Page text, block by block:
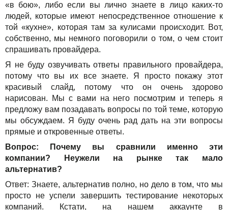
«в бою», либо если вы лично знаете в лицо каких-то
людей, которые имеют непосредственное отношение к
той «кухне», которая там за кулисами происходит. Вот,
собственно, мы немного поговорили о том, о чем стоит
спрашивать провайдера.
Я не буду озвучивать ответы правильного провайдера,
потому что вы их все знаете. Я просто покажу этот
красивый слайд, потому что он очень здорово
нарисован. Мы с вами на него посмотрим и теперь я
предложу вам позадавать вопросы по той теме, которую
мы обсуждаем. Я буду очень рад дать на эти вопросы
прямые и откровенные ответы.
Вопрос: Почему вы сравнили именно эти
компании? Неужели на рынке так мало
альтернатив?
Ответ: Знаете, альтернатив полно, но дело в том, что мы
просто не успели завершить тестирование некоторых
компаний. Кстати, на нашем аккаунте в